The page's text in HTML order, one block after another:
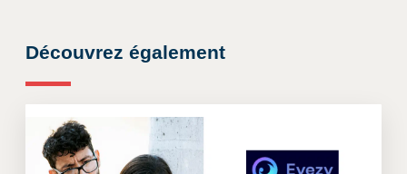
Découvrez également